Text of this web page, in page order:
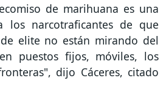
de marihuana es una
los narcotraficantes de que
elite no están mirando del
puestos fijos, móviles, los
dijo Cáceres, citado